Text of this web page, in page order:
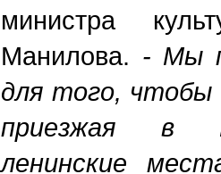
министра
Манилова. - Мы
для того,
приезжая в
ленинские